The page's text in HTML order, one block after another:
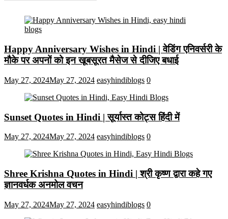
Happy Anniversary Wishes in Hindi | वेडिंग एनिवर्सरी के
मौके पर अपनों को इन खूबसूरत मैसेज से दीजिए बधाई
May 27, 2024May 27, 2024 easyhindiblogs 0
Sunset Quotes in Hindi | सूर्यास्त कोट्स हिंदी में
May 27, 2024May 27, 2024 easyhindiblogs 0
Shree Krishna Quotes in Hindi | श्री कृष्ण द्वारा कहे गए
ज्ञानवर्धक अनमोल वचन
May 27, 2024May 27, 2024 easyhindiblogs 0